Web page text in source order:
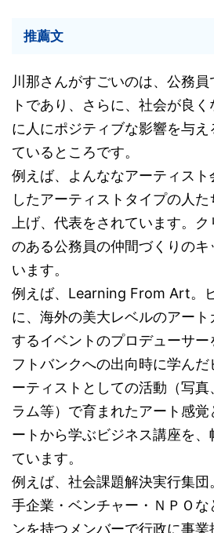
推薦文
川那さんがすごいのは、公務
トであり、さらに、社会が良
に人にポジティブな影響を与
ているところです。
例えば、よんななアーティスト
したアーティストタイプの人
上げ、代表をされています。
のある公務員の仲間づくりの
います。
例えば、Learning From Art。
に、海外の美大レベルのアー
するイベントのプロデューサ
フトバンクへの出向時に学ん
ーティストとしての活動（写
ラム等）で育まれたアート感
ートから学ぶビジネス講座を
ています。
例えば、社会課題解決実行集
手企業・ベンチャー・ＮＰＯ
ンを持つメンバーで行政に事